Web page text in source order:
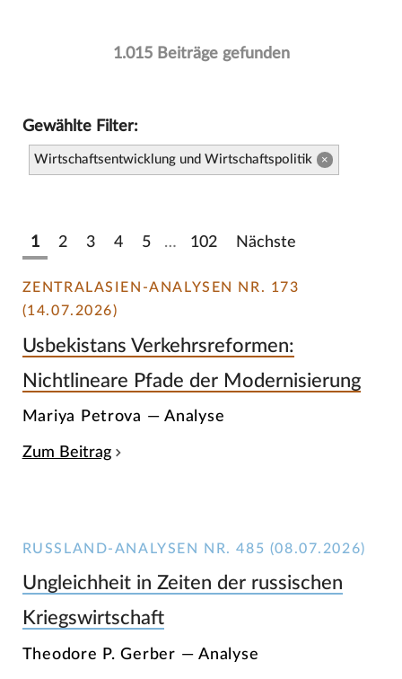
1.015 Beiträge gefunden
Gewählte Filter:
Wirtschaftsentwicklung und Wirtschaftspolitik ×
1 2 3 4 5 … 102 Nächste
ZENTRALASIEN-ANALYSEN NR. 173
(14.07.2026)
Usbekistans Verkehrsreformen:
Nichtlineare Pfade der Modernisierung
Mariya Petrova — Analyse
Zum Beitrag
RUSSLAND-ANALYSEN NR. 485 (08.07.2026)
Ungleichheit in Zeiten der russischen
Kriegswirtschaft
Theodore P. Gerber — Analyse